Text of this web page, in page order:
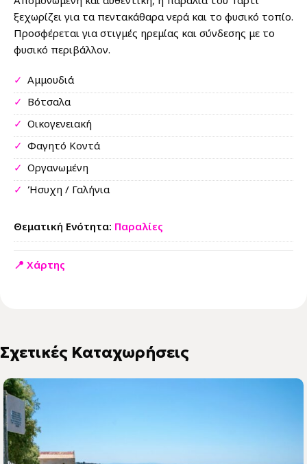
ξεχωρίζει για τα πεντακάθαρα νερά και το φυσικό τοπίο.
Προσφέρεται για στιγμές ηρεμίας και σύνδεσης με το
φυσικό περιβάλλον.
✓ Αμμουδιά
✓ Βότσαλα
✓ Οικογενειακή
✓ Φαγητό Κοντά
✓ Οργανωμένη
✓ Ήσυχη / Γαλήνια
Θεματική Ενότητα: Παραλίες
📍 Χάρτης